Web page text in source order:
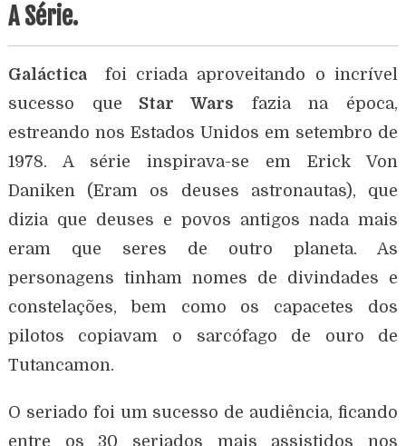
A Série.
Galáctica
foi criada aproveitando o incrível
sucesso que Star Wars fazia na época,
estreando nos Estados Unidos em setembro de
1978. A série inspirava-se em Erick Von
Daniken (Eram os deuses astronautas), que
dizia que deuses e povos antigos nada mais
eram que seres de outro planeta. As
personagens tinham nomes de divindades e
constelações, bem como os capacetes dos
pilotos copiavam o sarcófago de ouro de
Tutancamon.
O seriado foi um sucesso de audiência, ficando
entre os 30 seriados mais assistidos nos